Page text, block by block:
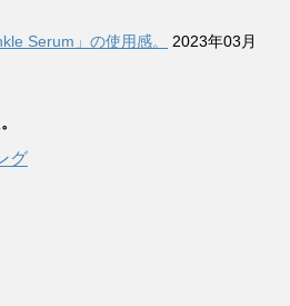
Serum」の使用感。
2023年03月